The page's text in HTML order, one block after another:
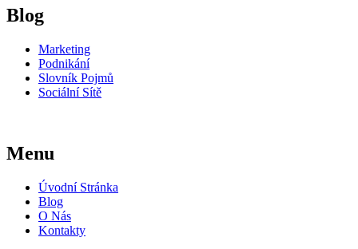
Blog
Marketing
Podnikání
Slovník Pojmů
Sociální Sítě
Menu
Úvodní Stránka
Blog
O Nás
Kontakty